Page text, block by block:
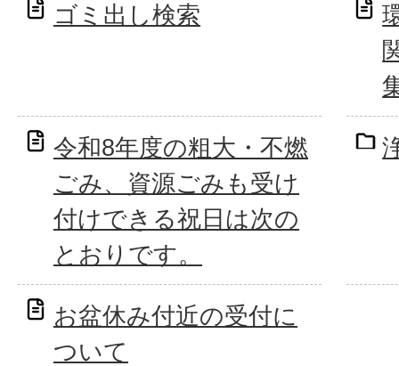
ゴミ出し検索
令和8年度の粗大・不燃
ごみ、資源ごみも受け
付けできる祝日は次の
とおりです。
お盆休み付近の受付に
ついて